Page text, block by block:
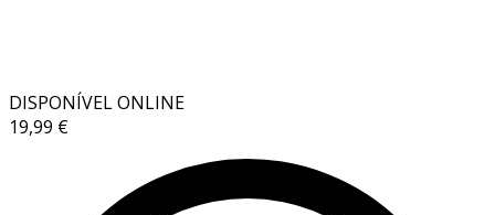
DISPONÍVEL ONLINE
19,99 €